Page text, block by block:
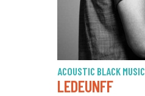
ACOUSTIC BLACK MUSIC
LEDEUNFF